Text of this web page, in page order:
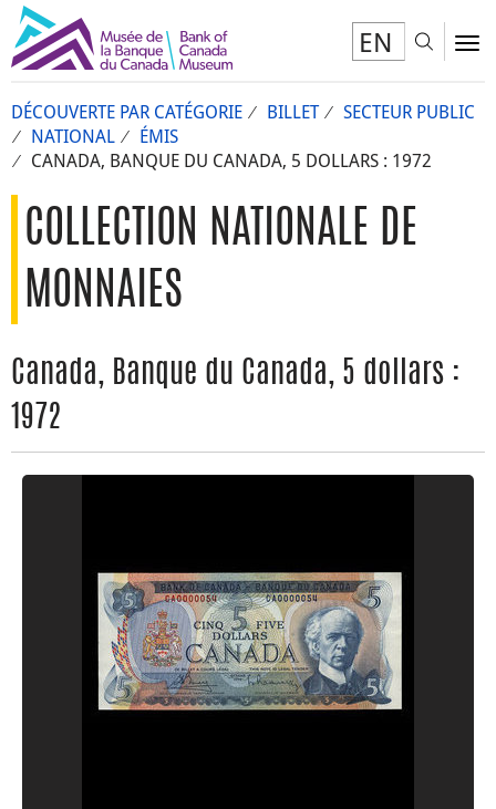
EN
DÉCOUVERTE PAR CATÉGORIE BILLET
SECTEUR PUBLIC
NATIONAL
ÉMIS
CANADA, BANQUE DU CANADA, 5 DOLLARS : 1972
COLLECTION NATIONALE DE
MONNAIES
Canada, Banque du Canada, 5 dollars :
1972